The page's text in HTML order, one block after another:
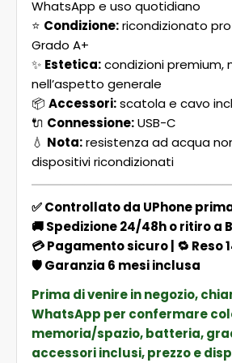
WhatsApp e uso quotidiano
⭐ Condizione:ricondizionato
Grado A+
✨ Estetica:condizioni premium,
nell’aspetto generale
📦 Accessori:scatola e cavo
🔌 Connessione:USB-C
💧 Nota:resistenza ad acqua
dispositivi ricondizionati
✅ Controllato da UPhone
🚚 Spedizione 24/48h o ritiro a
💳 Pagamento sicuro | 🔁 Reso
🛡️ Garanzia 6 mesi inclusa
Prima di venire in negozio,
WhatsApp per confermare
memoria/spazio, batteria,
accessori inclusi, prezzo e